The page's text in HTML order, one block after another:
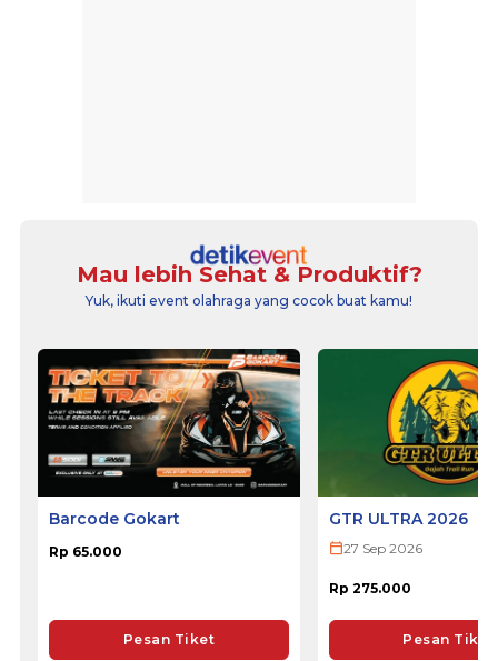
Mau lebih Sehat & Produktif?
Yuk, ikuti event olahraga yang cocok buat kamu!
Barcode Gokart
Rp 65.000
Pesan Tiket
GTR ULTRA 2026
27 Sep 2026
Rp 275.000
Pesan Tiket